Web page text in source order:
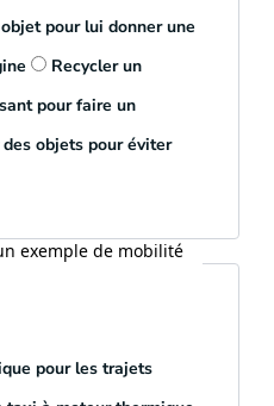
pour lui donner une
Recycler un
pour faire un
des objets pour éviter
exemple de mobilité
pour les trajets